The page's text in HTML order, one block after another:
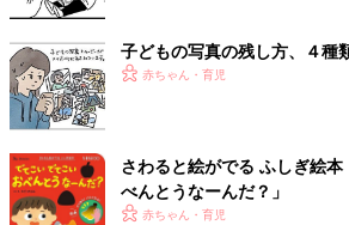
子どもの写真の残し方、４
赤ちゃん・育児
さわると絵がでる ふしぎ絵
べんとうなーんだ？」
赤ちゃん・育児